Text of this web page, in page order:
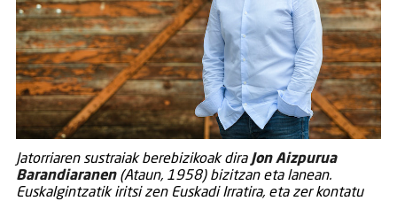
Jatorriaren sustraiak berebizikoak dira Jon Aizpurua
Barandiaranen(Ataun, 1958) bizitzan eta lanean.
Euskalgintzatik iritsi zen Euskadi Irratira, eta zer kontatu